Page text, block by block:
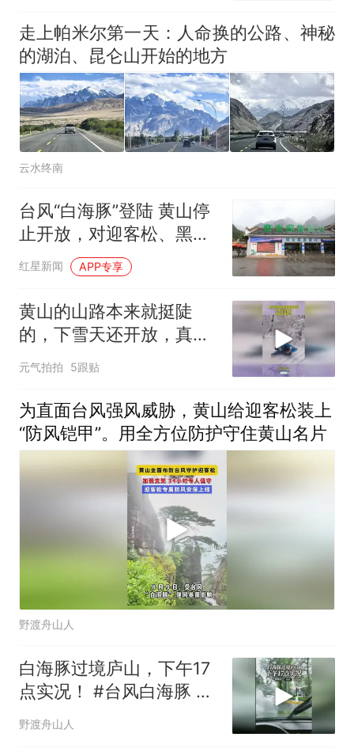
走上帕米尔第一天：人命换的公路、神秘
的湖泊、昆仑山开始的地方
云水终南
台风“白海豚”登陆 黄山停
止开放，对迎客松、黑虎
松24小时轮班值守！景
区：开放时间将另行通知
红星新闻 APP专享
黄山的山路本来就挺陡
的，下雪天还开放，真是
管理失当！
元气拍拍 5跟贴
为直面台风强风威胁，黄山给迎客松装上
“防风铠甲”。用全方位防护守住黄山名片
野渡舟山人
白海豚过境庐山，下午17
点实况！ #台风白海豚 #
庐山封山
野渡舟山人